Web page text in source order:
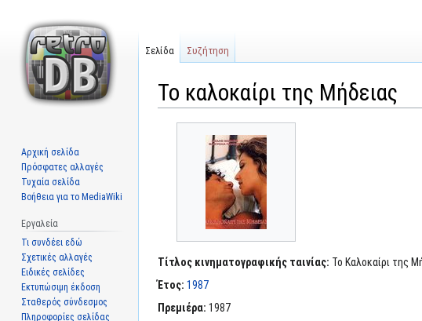
Το καλοκαίρι της Μήδειας
Τίτλος κινηματογραφικής ταινίας: Το Καλοκαίρι της
Έτος: 1987
Πρεμιέρα: 1987
Σελίδα Συζήτηση
Αρχική σελίδα
Πρόσφατες αλλαγές
Τυχαία σελίδα
Βοήθεια για το MediaWiki
Εργαλεία
Τι συνδέει εδώ
Σχετικές αλλαγές
Ειδικές σελίδες
Εκτυπώσιμη έκδοση
Σταθερός σύνδεσμος
Πληροφορίες σελίδας